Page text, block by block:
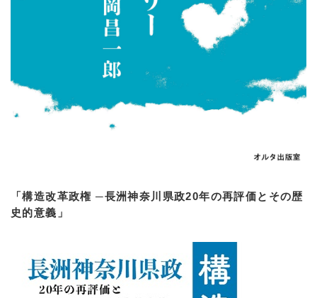
「構造改革政権 ─長洲神奈川県政20年の再評価とその歴
史的意義」